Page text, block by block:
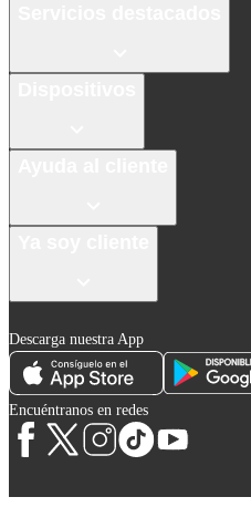
Descarga nuestra App
Encuéntranos en redes